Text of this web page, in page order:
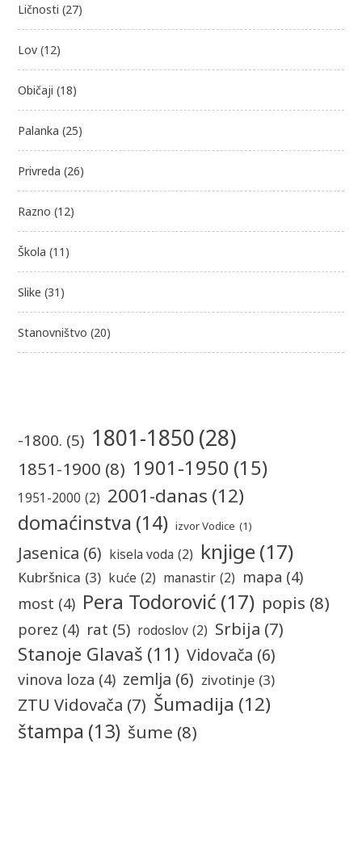
Ličnosti (27)
Lov (12)
Običaji (18)
Palanka (25)
Privreda (26)
Razno (12)
Škola (11)
Slike (31)
Stanovništvo (20)
-1800. (5) 1801-1850(28)
1851-1900 (8) 1901-1950 (15)
1951-2000 (2) 2001-danas (12)
domaćinstva (14) izvor Vodice (1)
Jasenica (6) kisela voda (2) knjige(17)
Kubršnica (3) kuće (2) manastir (2) mapa (4)
most (4) Pera Todorović (17) popis (8)
porez (4) rat (5) rodoslov (2) Srbija (7)
Stanoje Glavaš (11) Vidovača (6)
vinova loza (4) zemlja (6) zivotinje (3)
ZTU Vidovača (7) Šumadija (12)
štampa (13) šume (8)